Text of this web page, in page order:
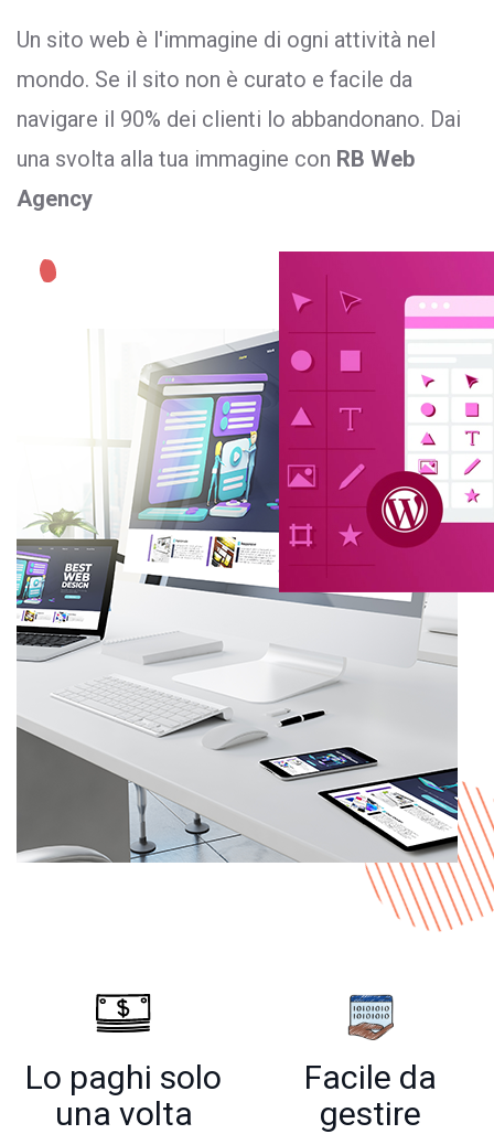
Un sito web è l'immagine di ogni attività nel
mondo. Se il sito non è curato e facile da
navigare il 90% dei clienti lo abbandonano. Dai
una svolta alla tua immagine con RB Web
Agency
Lo paghi solo
una volta
Facile da
gestire